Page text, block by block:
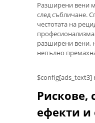
Разширени вени
след събличане.
честотата на
разширени вени,
непълно
$config[ads_text3]
Рискове,
ефекти и